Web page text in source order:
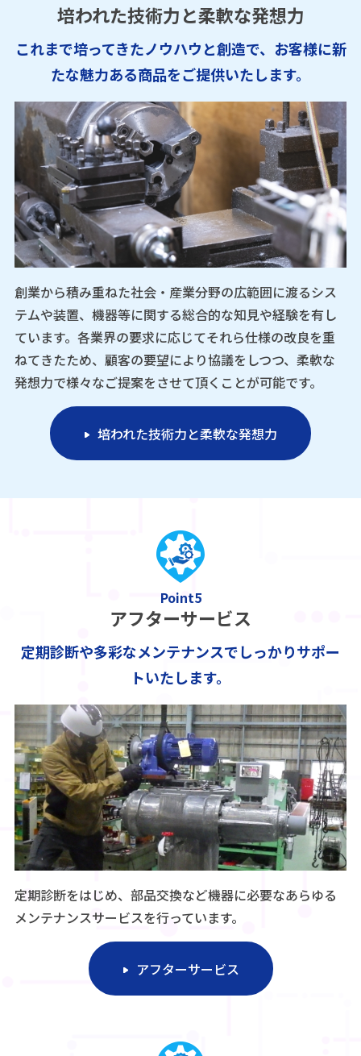
培われた技術力と柔軟な発想力
これまで培ってきたノウハウと創造で、お客様に新
たな魅力ある商品をご提供いたします。
創業から積み重ねた社会・産業分野の広範囲に渡るシス
テムや装置、機器等に関する総合的な知見や経験を有し
ています。各業界の要求に応じてそれら仕様の改良を重
ねてきたため、顧客の要望により協議をしつつ、柔軟な
発想力で様々なご提案をさせて頂くことが可能です。
培われた技術力と柔軟な発想力
Point5
アフターサービス
定期診断や多彩なメンテナンスでしっかりサポー
トいたします。
定期診断をはじめ、部品交換など機器に必要なあらゆる
メンテナンスサービスを行っています。
アフターサービス